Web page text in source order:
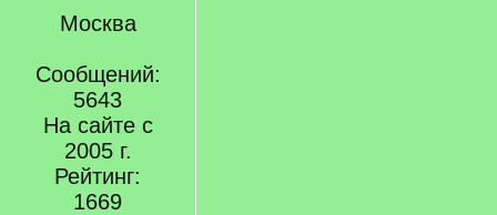
Москва
Сообщений:
5643
На сайте с
2005 г.
Рейтинг:
1669